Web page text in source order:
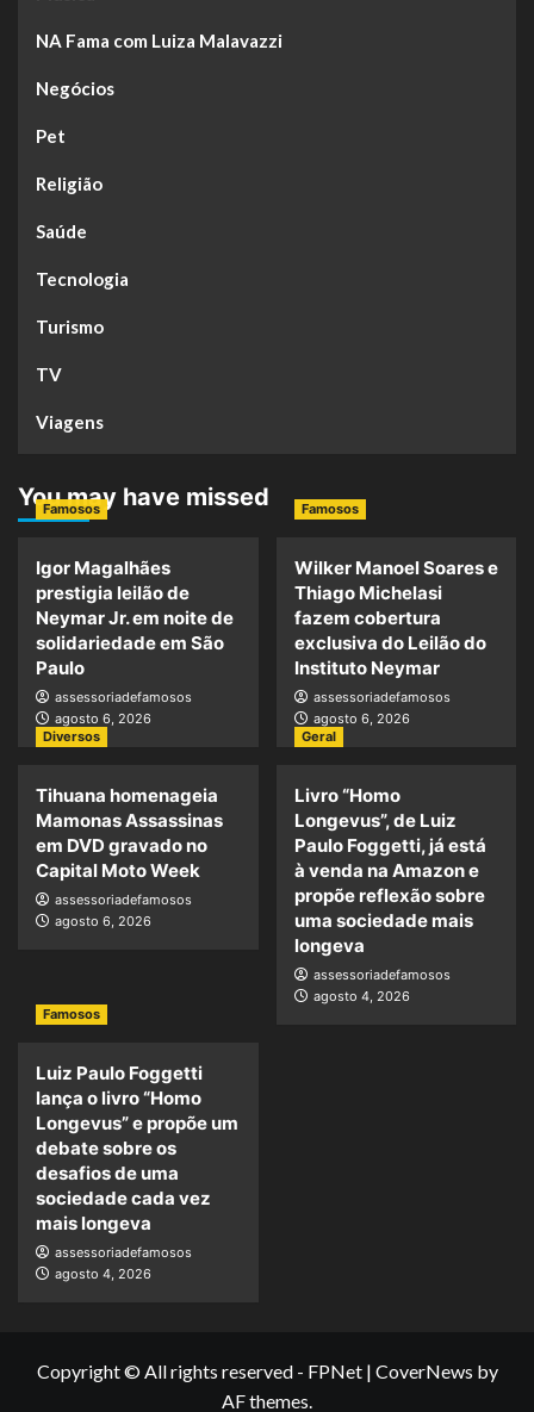
NA Fama com Luiza Malavazzi
Negócios
Pet
Religião
Saúde
Tecnologia
Turismo
TV
Viagens
You may have missed
Famosos
Igor Magalhães
prestigia leilão de
Neymar Jr. em noite de
solidariedade em São
Paulo
assessoriadefamosos
agosto 6, 2026
Famosos
Wilker Manoel Soares e
Thiago Michelasi
fazem cobertura
exclusiva do Leilão do
Instituto Neymar
assessoriadefamosos
agosto 6, 2026
Diversos
Tihuana homenageia
Mamonas Assassinas
em DVD gravado no
Capital Moto Week
assessoriadefamosos
agosto 6, 2026
Geral
Livro “Homo
Longevus”, de Luiz
Paulo Foggetti, já está
à venda na Amazon e
propõe reflexão sobre
uma sociedade mais
longeva
assessoriadefamosos
agosto 4, 2026
Famosos
Luiz Paulo Foggetti
lança o livro “Homo
Longevus” e propõe um
debate sobre os
desafios de uma
sociedade cada vez
mais longeva
assessoriadefamosos
agosto 4, 2026
Copyright © All rights reserved - FPNet | CoverNews by
AF themes.